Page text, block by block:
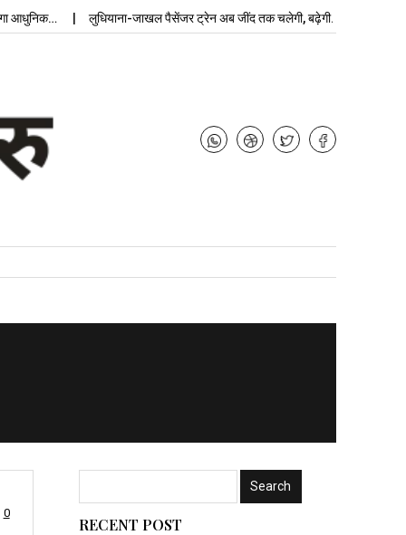
लुधियाना-जाखल पैसेंजर ट्रेन अब जींद तक चलेगी, बढ़ेगी…
0
RECENT POST